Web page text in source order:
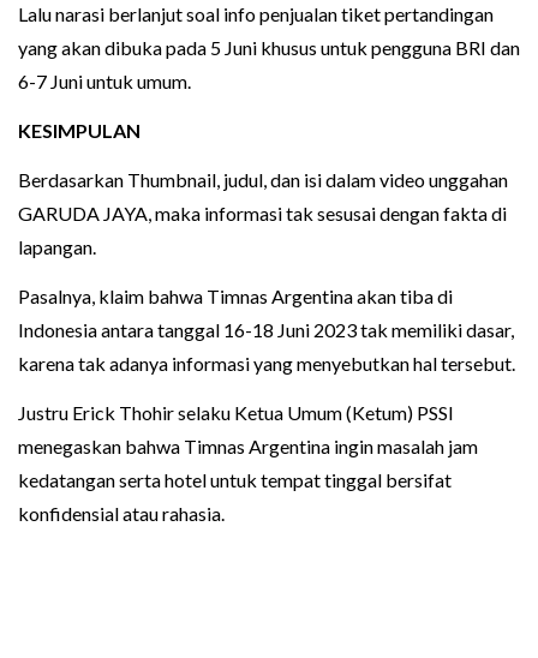
Lalu narasi berlanjut soal info penjualan tiket pertandingan
yang akan dibuka pada 5 Juni khusus untuk pengguna BRI dan
6-7 Juni untuk umum.
KESIMPULAN
Berdasarkan Thumbnail, judul, dan isi dalam video unggahan
GARUDA JAYA, maka informasi tak sesusai dengan fakta di
lapangan.
Pasalnya, klaim bahwa Timnas Argentina akan tiba di
Indonesia antara tanggal 16-18 Juni 2023 tak memiliki dasar,
karena tak adanya informasi yang menyebutkan hal tersebut.
Justru Erick Thohir selaku Ketua Umum (Ketum) PSSI
menegaskan bahwa Timnas Argentina ingin masalah jam
kedatangan serta hotel untuk tempat tinggal bersifat
konfidensial atau rahasia.